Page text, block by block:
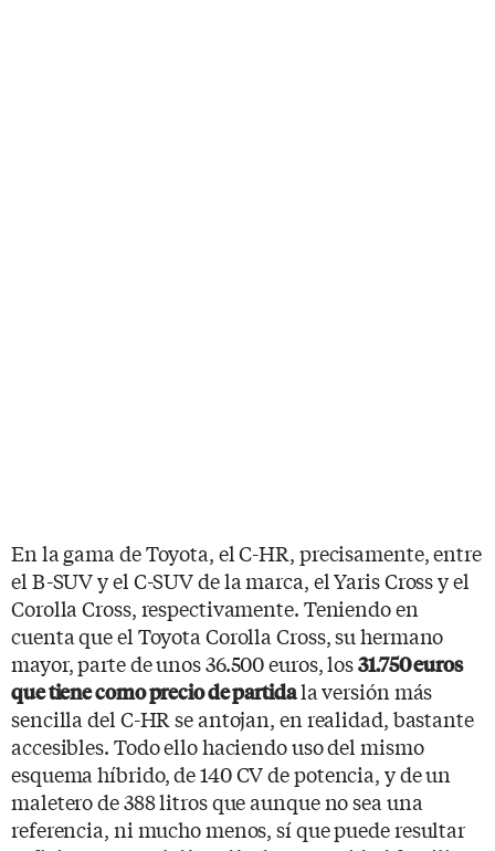
En la gama de Toyota, el C-HR, precisamente, entre
el B-SUV y el C-SUV de la marca, el Yaris Cross y el
Corolla Cross, respectivamente. Teniendo en
cuenta que el Toyota Corolla Cross, su hermano
mayor, parte de unos 36.500 euros, los31.750 euros
que tiene como precio de partidala versión más
sencilla del C-HR se antojan, en realidad, bastante
accesibles. Todo ello haciendo uso del mismo
esquema híbrido, de 140 CV de potencia, y de un
maletero de 388 litros que aunque no sea una
referencia, ni mucho menos, sí que puede resultar